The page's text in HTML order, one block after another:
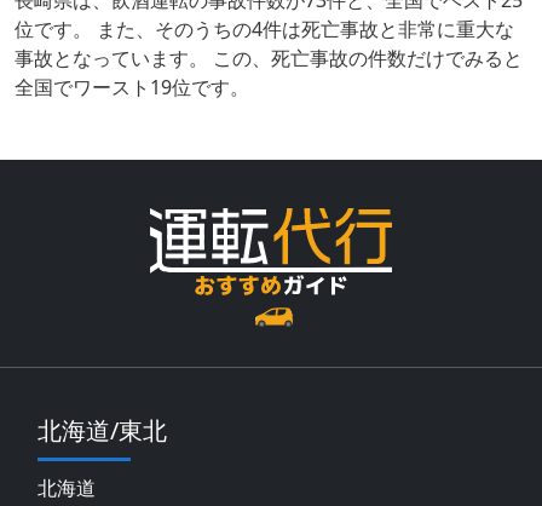
位です。 また、そのうちの4件は死亡事故と非常に重大な
事故となっています。 この、死亡事故の件数だけでみると
全国でワースト19位です。
北海道/東北
北海道